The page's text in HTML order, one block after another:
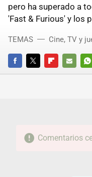
pero ha superado a
'Fast & Furious' y los
FACEBOOKTWITTERFLIPBOARD
E-
TEMAS Cine, TV y
Comentarios